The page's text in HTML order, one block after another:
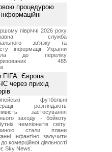
процедурою
півріччі 2026 року
служба
зв'язку та
інформації України
до переліку
485
FIFA: Європа
через прихід
футбольні
розглядають
застосування
заходу - бойкоту
чемпіонатів світу.
стали плани
Інфантіно залучити
комерційної діяльності
Sky News.